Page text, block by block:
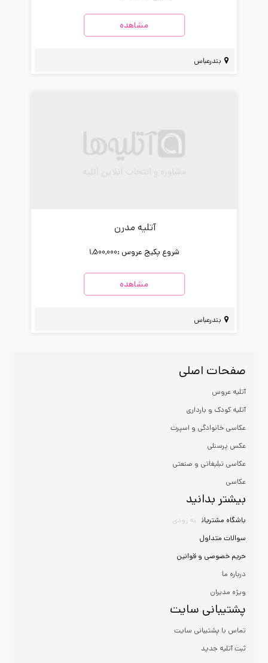
مشاهده
بندرعباس
آتلیه مدرن
شروع پکیج عروس :1,500,000
مشاهده
بندرعباس
صفحات اصلی
آتلیه عروس
آتلیه کودک و بارداری
عکاسی خانوادگی و اسپرت
عکس پرسنلی
عکاسی تبلیغاتی و صنعتی
عکاسی
بیشتر بدانید
باشگاه مشتریان به زودی
سوالات متداول
حریم خصوصی و قوانین
درباره ما
ویژه مدیران
پشتیبانی سایت
تماس با پشتیبانی سایت
ثبت آتلیه جدید